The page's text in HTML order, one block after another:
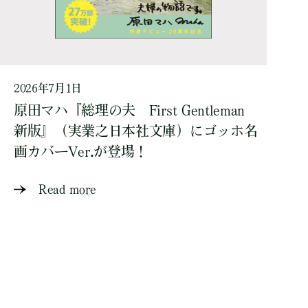
2026年7月1日
原田マハ『総理の夫 First Gentleman
新版』（実業之日本社文庫）にゴッホ名
画カバーVer.が登場！
Read more